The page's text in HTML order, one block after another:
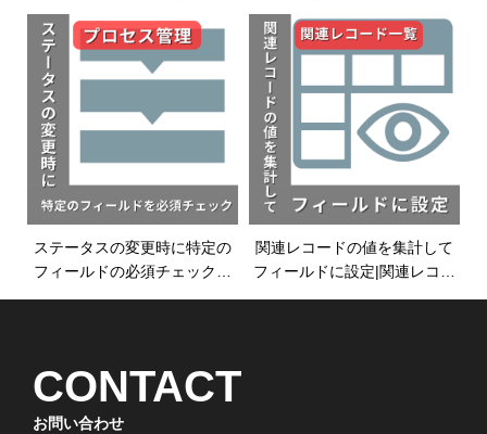
ューで確認したい|添付ファイ
ルプレビュープラグイ
ン|kintoneプラグイン
イン|kintoneプラグイン
ステータスの変更時に特定の
フィールドの必須チェックを
したい|プロセス管理プラグイ
関連レコードの値を集計して
フィールドに設定|関連レコー
ド一覧プラグイン|kintoneプラ
CONTACT
お問い合わせ